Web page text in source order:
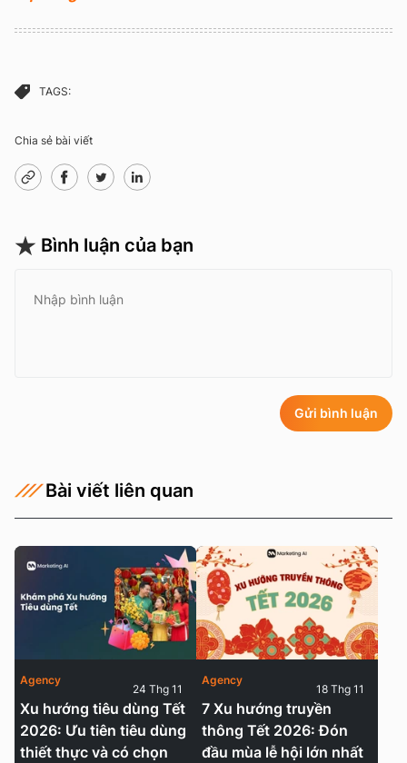
TAGS:
Chia sẻ bài viết
Bình luận của bạn
Gửi bình luận
Bài viết liên quan
Xu hướng tiêu dùng Tết
2026: Ưu tiên tiêu dùng
thiết thực và có chọn
Agency
24 Thg 11
7 Xu hướng truyền
thông Tết 2026: Đón
đầu mùa lễ hội lớn nhất
Agency
18 Thg 11